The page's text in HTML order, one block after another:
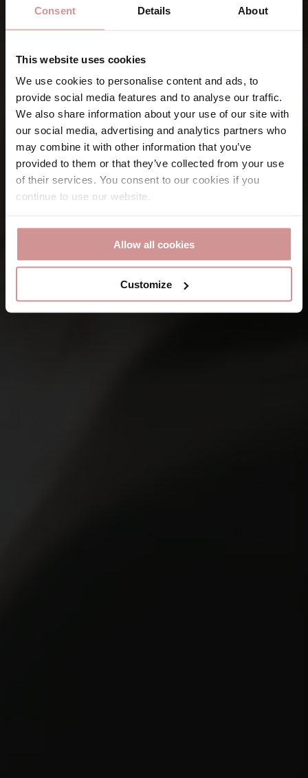
Consent Details About
This website uses cookies
We use cookies to personalise content and ads, to
provide social media features and to analyse our traffic.
We also share information about your use of our site with
our social media, advertising and analytics partners who
may combine it with other information that you’ve
provided to them or that they’ve collected from your use
of their services. You consent to our cookies if you
continue to use our website.
Allow all cookies
Customize